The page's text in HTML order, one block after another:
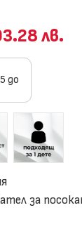
лв.
до
за